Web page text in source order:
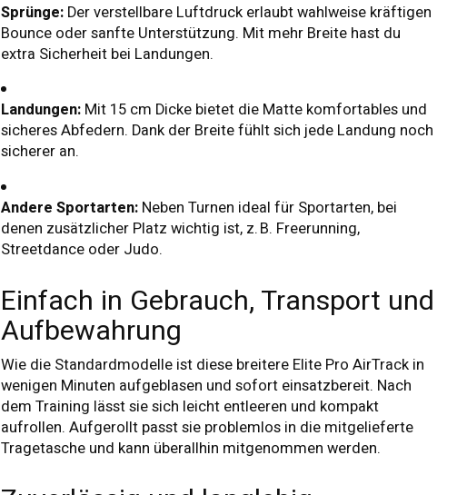
Sprünge: Der verstellbare Luftdruck erlaubt wahlweise kräftigen
Bounce oder sanfte Unterstützung. Mit mehr Breite hast du
extra Sicherheit bei Landungen.
Landungen: Mit 15 cm Dicke bietet die Matte komfortables und
sicheres Abfedern. Dank der Breite fühlt sich jede Landung noch
sicherer an.
Andere Sportarten: Neben Turnen ideal für Sportarten, bei
denen zusätzlicher Platz wichtig ist, z. B. Freerunning,
Streetdance oder Judo.
Einfach in Gebrauch, Transport und
Aufbewahrung
Wie die Standardmodelle ist diese breitere Elite Pro AirTrack in
wenigen Minuten aufgeblasen und sofort einsatzbereit. Nach
dem Training lässt sie sich leicht entleeren und kompakt
aufrollen. Aufgerollt passt sie problemlos in die mitgelieferte
Tragetasche und kann überallhin mitgenommen werden.